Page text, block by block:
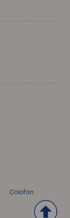
Colofon